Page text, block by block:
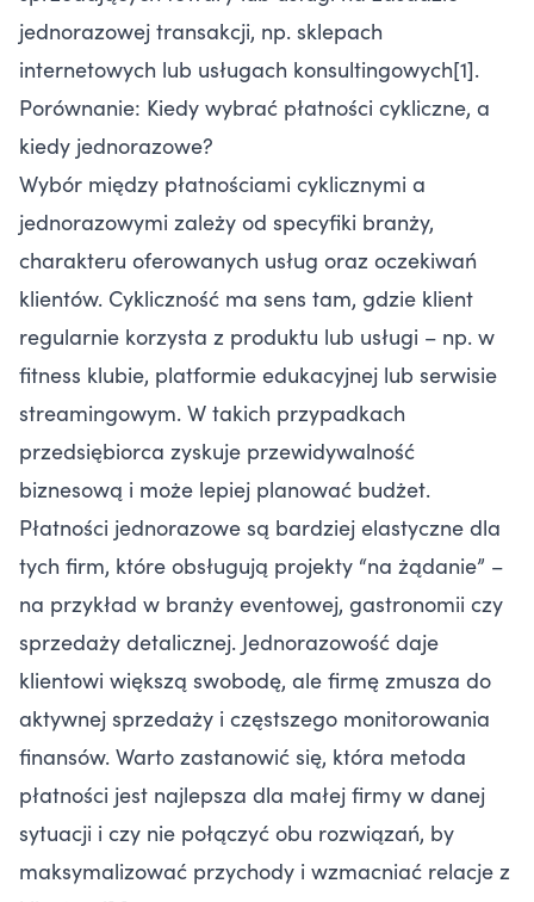
jednorazowej transakcji, np. sklepach
internetowych lub usługach konsultingowych[1].
Porównanie: Kiedy wybrać płatności cykliczne, a
kiedy jednorazowe?
Wybór między płatnościami cyklicznymi a
jednorazowymi zależy od specyfiki branży,
charakteru oferowanych usług oraz oczekiwań
klientów. Cykliczność ma sens tam, gdzie klient
regularnie korzysta z produktu lub usługi – np. w
fitness klubie, platformie edukacyjnej lub serwisie
streamingowym. W takich przypadkach
przedsiębiorca zyskuje przewidywalność
biznesową i może lepiej planować budżet.
Płatności jednorazowe są bardziej elastyczne dla
tych firm, które obsługują projekty “na żądanie” –
na przykład w branży eventowej, gastronomii czy
sprzedaży detalicznej. Jednorazowość daje
klientowi większą swobodę, ale firmę zmusza do
aktywnej sprzedaży i częstszego monitorowania
finansów. Warto zastanowić się, która metoda
płatności jest najlepsza dla małej firmy w danej
sytuacji i czy nie połączyć obu rozwiązań, by
maksymalizować przychody i wzmacniać relacje z